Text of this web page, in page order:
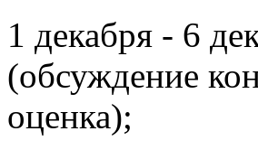
1 декабря - 6
(обсуждение
оценка);